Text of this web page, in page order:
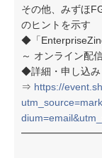
その他、みずほ
のヒントを示す
◆「
～ オンライン配
◆詳細・申し込み
⇒ https://